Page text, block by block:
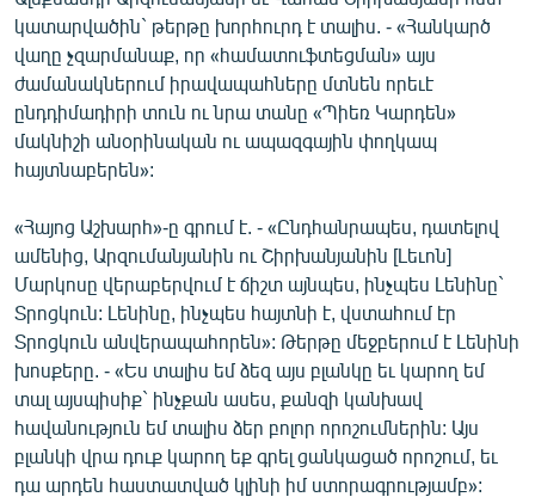
ՄԻՋԱԶԳԱՅԻՆ
ՄՇԱԿՈՒՅԹ
ՍՊՈՐՏ
ՄԵԿՆԱԲԱՆՈՒԹՅՈՒՆ
ԿՈՐՈՆԱՎԻՐՈՒՍ
ԱՐԽԻՎ
ՏԵՍԱՆՅՈՒԹԵՐ
ԲԱՆԱՎԵՃ
ՁԳՏԵԼՈՎ ԼԱՎԱԳՈՒՅՆԻՆ
ՓՈԴՔԱՍԹ
կատարվածին` թերթը խորհուրդ է տալիս. - «Հանկարծ
վաղը չզարմանաք, որ «համատուֆտեցման» այս
ժամանակներում իրավապահները մտնեն որեւէ
ընդդիմադիրի տուն ու նրա տանը «Պիեռ Կարդեն»
մակնիշի անօրինական ու ապազգային փողկապ
հայտնաբերեն»:
«Հայոց Աշխարհ»-ը գրում է. - «Ընդհանրապես, դատելով
ամենից, Արզումանյանին ու Շիրխանյանին [Լեւոն]
Մարկոսը վերաբերվում է ճիշտ այնպես, ինչպես Լենինը`
Տրոցկուն: Լենինը, ինչպես հայտնի է, վստահում էր
Տրոցկուն անվերապահորեն»: Թերթը մեջբերում է Լենինի
խոսքերը. - «Ես տալիս եմ ձեզ այս բլանկը եւ կարող եմ
տալ այսպիսիք` ինչքան ասես, քանզի կանխավ
հավանություն եմ տալիս ձեր բոլոր որոշումներին: Այս
բլանկի վրա դուք կարող եք գրել ցանկացած որոշում, եւ
դա արդեն հաստատված կլինի իմ ստորագրությամբ»: